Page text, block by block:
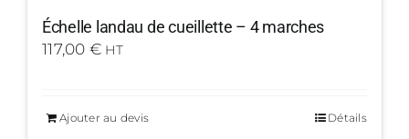
Échelle landau de cueillette – 4 marches
117,00 € HT
Ajouter au devis Détails